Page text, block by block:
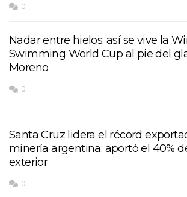
0
Nadar entre hielos: así se vive la
Swimming World Cup al pie del
Moreno
0
Santa Cruz lidera el récord
minería argentina: aportó el 40%
exterior
0